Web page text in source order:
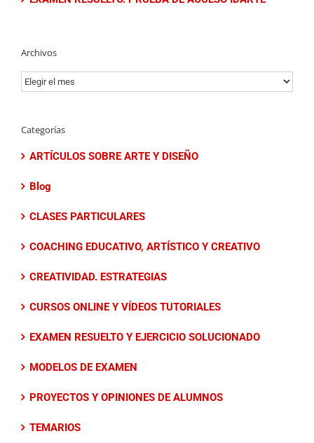
Archivos
Archivos
Categorías
ARTÍCULOS SOBRE ARTE Y DISEÑO
Blog
CLASES PARTICULARES
COACHING EDUCATIVO, ARTÍSTICO Y CREATIVO
CREATIVIDAD. ESTRATEGIAS
CURSOS ONLINE Y VÍDEOS TUTORIALES
EXAMEN RESUELTO Y EJERCICIO SOLUCIONADO
MODELOS DE EXAMEN
PROYECTOS Y OPINIONES DE ALUMNOS
TEMARIOS